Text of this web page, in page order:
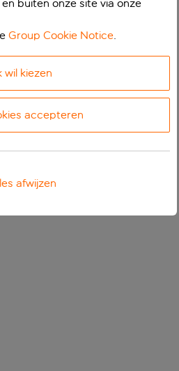
buiten onze site via onze
Group Cookie Notice.
wil kiezen
accepteren
afwijzen